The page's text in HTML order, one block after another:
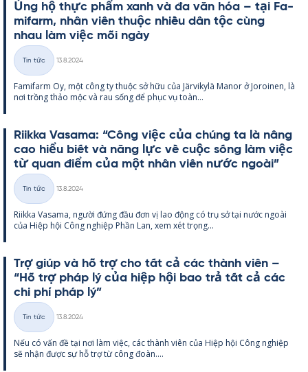
Ủng hộ thực phẩm xanh và đa văn hóa – tại Fa­
mi­farm, nhân viên thuộc nhiều dân tộc cùng
nhau làm việc mỗi ngày
Thể
loại
Tin tức
13.8.2024
Fa­mi­farm Oy, một công ty thuộc sở hữu của Jär­vi­kylä Ma­nor ở Jo­roi­nen, là
nơi trồng thảo mộc và rau sống để phục vụ toàn...
Riikka Va­sama: “Công việc của chúng ta là nâng
cao hiểu biết và năng lực về cuộc sống làm việc
từ quan điểm của một nhân viên nước ngoài”
Thể
loại
Tin tức
13.8.2024
Riikka Va­sama, người đứng đầu đơn vị lao động có trụ sở tại nước ngoài
của Hiệp hội Công ng­hiệp Phần Lan, xem xét trọng...
Trợ giúp và hỗ trợ cho tất cả các thành viên –
“Hỗ trợ pháp lý của hiệp hội bao trả tất cả các
chi phí pháp lý”
Thể
loại
Tin tức
13.8.2024
Nếu có vấn đề tại nơi làm việc, các thành viên của Hiệp hội Công ng­hiệp
sẽ nhận được sự hỗ trợ từ công đoàn....